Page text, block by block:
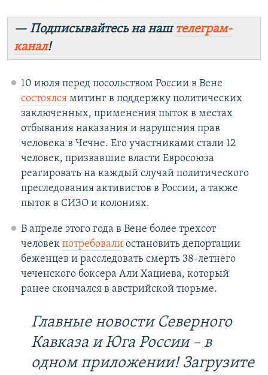
— Подписывайтесь на наштелеграм-
канал!
10 июля перед посольством России в Вене
состоялсямитинг в поддержку политических
заключенных, применения пыток в местах
отбывания наказания и нарушения прав
человека в Чечне. Его участниками стали 12
человек, призвавшие власти Евросоюза
реагировать на каждый случай политического
преследования активистов в России, а также
пыток в СИЗО и колониях.
В апреле этого года в Вене более трехсот
человек потребовалиостановить депортации
беженцев и расследовать смерть 38-летнего
чеченского боксера Али Хациева, который
ранее скончался в австрийской тюрьме.
Главные новости Северного
Кавказа и Юга России – в
одном приложении! Загрузите